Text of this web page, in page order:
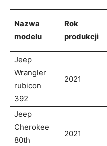
Nazwa
modelu
Rok
produkcji
Jeep
Wrangler
rubicon
392
2021
Jeep
Cherokee
80th
2021